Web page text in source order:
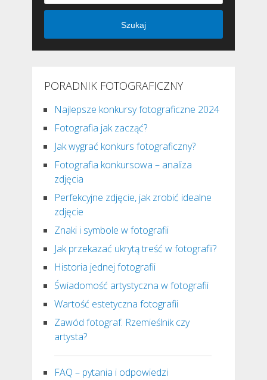
Szukaj
PORADNIK FOTOGRAFICZNY
Najlepsze konkursy fotograficzne 2024
Fotografia jak zacząć?
Jak wygrać konkurs fotograficzny?
Fotografia konkursowa – analiza
zdjęcia
Perfekcyjne zdjęcie, jak zrobić idealne
zdjęcie
Znaki i symbole w fotografii
Jak przekazać ukrytą treść w fotografii?
Historia jednej fotografii
Świadomość artystyczna w fotografii
Wartość estetyczna fotografii
Zawód fotograf. Rzemieślnik czy
artysta?
FAQ – pytania i odpowiedzi